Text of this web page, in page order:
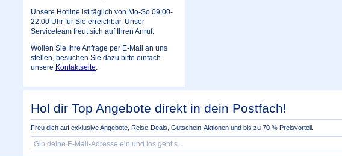
Unsere Hotline ist täglich von Mo-So 09:00-
22:00 Uhr für Sie erreichbar. Unser
Serviceteam freut sich auf Ihren Anruf.
Wollen Sie Ihre Anfrage per E-Mail an uns
stellen, besuchen Sie dazu bitte einfach
unsere Kontaktseite.
Hol dir Top Angebote direkt in dein Postfach!
Freu dich auf exklusive Angebote, Reise-Deals, Gutschein-Aktionen und bis zu 70 % Preisvorteil.